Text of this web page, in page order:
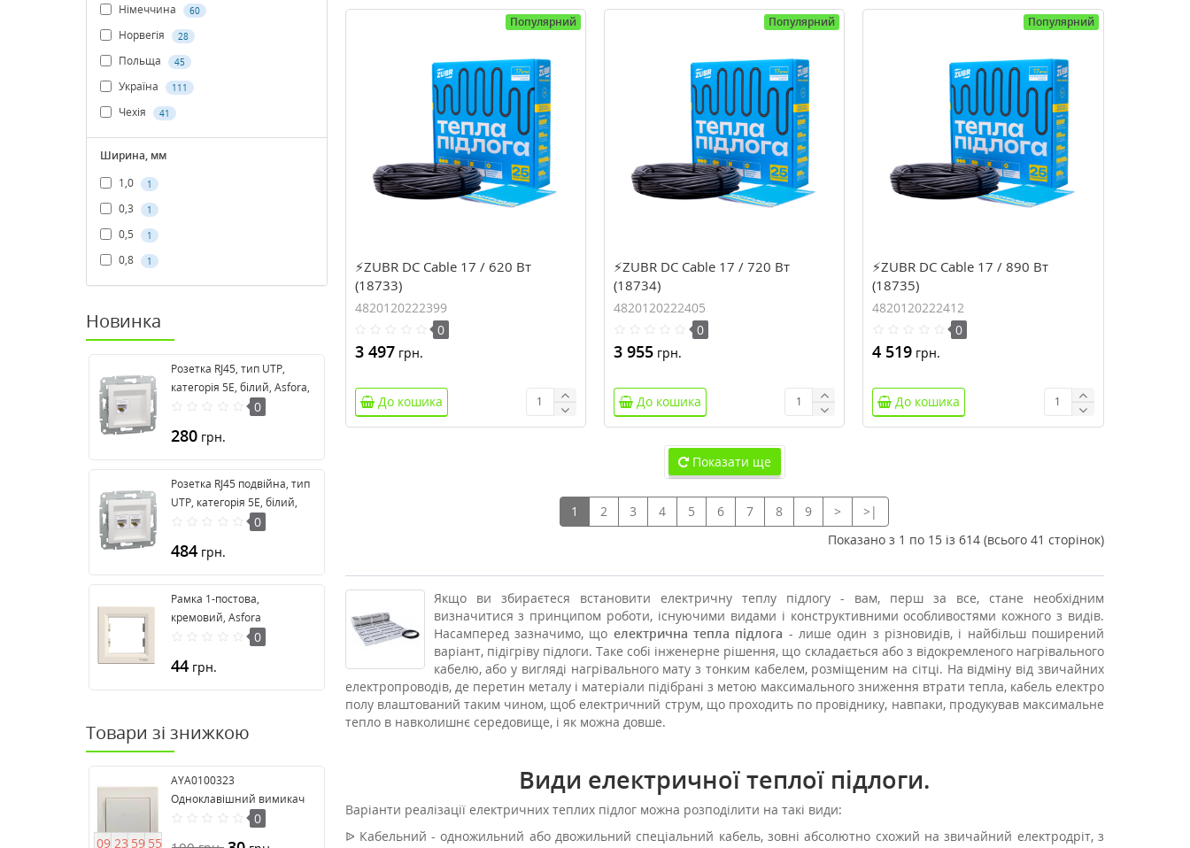
Німеччина 60
Норвегія 28
Польща 45
Україна 111
Чехія 41
Ширина, мм
1,0
1
0,3 1
0,5 1
0,8 1
Новинка
Розетка RJ45, тип UTP,
категорія 5E, білий, Asfora,
без рамки EPH4370121
0
280 грн.
Розетка RJ45 подвійна, тип
UTP, категорія 5E, білий,
Asfora, без рамки
0
484 грн.
Рамка 1-постова,
кремовий, Asfora
0
44 грн.
Товари зі знижкою
09 23 59 54
AYA0100323
Одноклавішний вимикач
0
Популярний
⚡ZUBR DC Cable 17 / 620 Вт
(18733)
4820120222399
0
3 497грн.
До кошика
Популярний
⚡ZUBR DC Cable 17 / 720 Вт
(18734)
4820120222405
0
3 955грн.
До кошика
Популярний
⚡ZUBR DC Cable 17 / 890 Вт
(18735)
4820120222412
0
4 519 грн.
До кошика
Показати ще
1 2 3 4 5 6 7 8 9 >
>|
Показано з 1 по 15 із 614 (всього 41 сторінок)
Якщо ви збираєтеся встановити електричну теплу підлогу - вам, перш за все, стане необхідним
визначитися з принципом роботи, існуючими видами і конструктивними особливостями кожного з видів.
Насамперед зазначимо, що електрична тепла підлога - лише один з різновидів, і найбільш поширений
варіант, підігріву підлоги. Таке собі інженерне рішення, що складається або з відокремленого нагрівального
кабелю, або у вигляді нагрівального мату з тонким кабелем, розміщеним на сітці. На відміну від звичайних
електропроводів, де перетин металу і матеріали підібрані з метою максимального зниження втрати тепла, кабель електро
полу влаштований таким чином, щоб електричний струм, що проходить по провіднику, навпаки, продукував максимальне
тепло в навколишнє середовище, і як можна довше.
Види електричної теплої підлоги.
Варіанти реалізації електричних теплих підлог можна розподілити на такі види:
ᐉ Кабельний - одножильний або двожильний спеціальний кабель, зовні абсолютно схожий на звичайний електродріт, з